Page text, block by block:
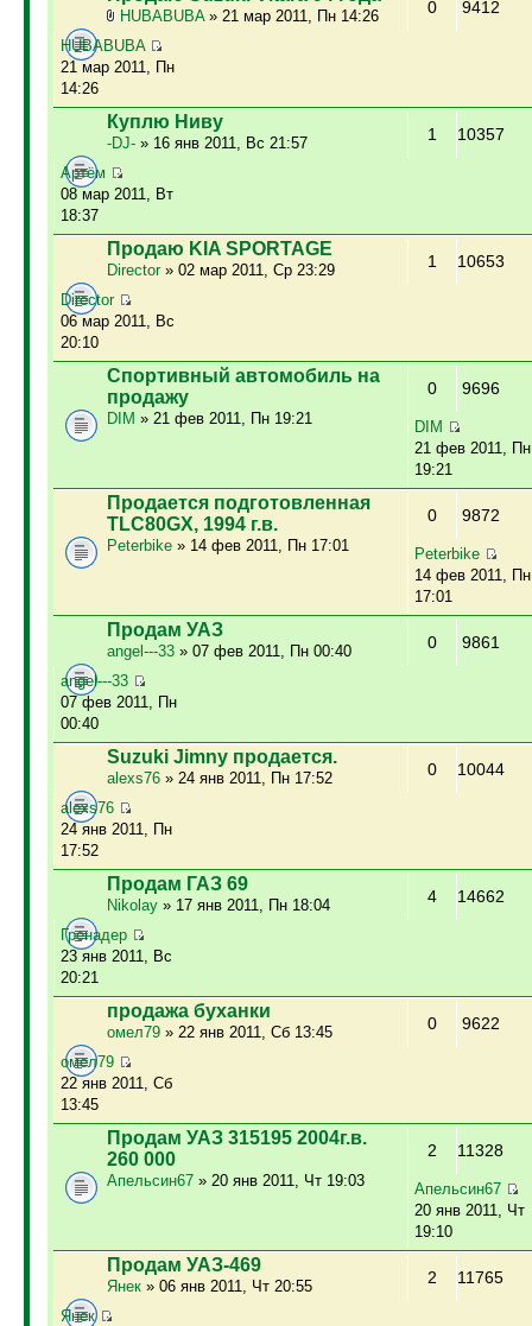
HUBABUBA» 21 мар 2011, Пн 14:26 0 9412
HUBABUBA
21 мар 2011, Пн
14:26
Куплю Ниву
-DJ-» 16 янв 2011, Вс 21:57 1 10357
Артём
08 мар 2011, Вт
18:37
Продаю KIA SPORTAGE
Director» 02 мар 2011, Ср 23:29 1 10653
Director
06 мар 2011, Вс
20:10
Спортивный автомобиль на
продажу
DIM » 21 фев 2011, Пн 19:21
0 9696
DIM
21 фев 2011, Пн
19:21
Продается подготовленная
TLC80GX, 1994 г.в.
Peterbike» 14 фев 2011, Пн 17:01
0 9872
Peterbike
14 фев 2011, Пн
17:01
Продам УАЗ
angel---33» 07 фев 2011, Пн 00:40 0 9861
angel---33
07 фев 2011, Пн
00:40
Suzuki Jimny продается.
alexs76» 24 янв 2011, Пн 17:52 0 10044
alexs76
24 янв 2011, Пн
17:52
Продам ГАЗ 69
Nikolay» 17 янв 2011, Пн 18:04 4 14662
Гренадер
23 янв 2011, Вс
20:21
продажа буханки
омел79» 22 янв 2011, Сб 13:45 0 9622
омел79
22 янв 2011, Сб
13:45
Продам УАЗ 315195 2004г.в.
260 000
Апельсин67» 20 янв 2011, Чт 19:03
2 11328
Апельсин67
20 янв 2011, Чт
19:10
Продам УАЗ-469
Янек» 06 янв 2011, Чт 20:55 2 11765
Янек